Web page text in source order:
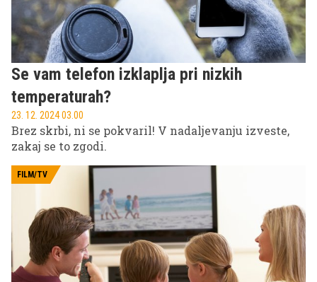
Se vam telefon izklaplja pri nizkih
temperaturah?
23. 12. 2024 03.00
Brez skrbi, ni se pokvaril! V nadaljevanju izveste,
zakaj se to zgodi.
FILM/TV